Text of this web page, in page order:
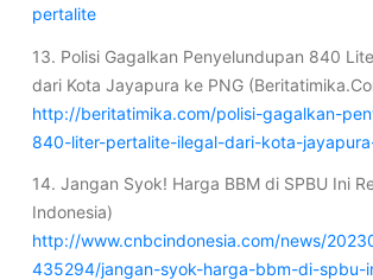
pertalite
13. Polisi Gagalkan Penyelundupan 840
dari Kota Jayapura ke PNG
http://beritatimika.com/polisi-gagalkan-
840-liter-pertalite-ilegal-dari-kota-
14. Jangan Syok! Harga BBM di SPBU Ini
Indonesia)
http://www.cnbcindonesia.com/news/
435294/jangan-syok-harga-bbm-di-spbu-